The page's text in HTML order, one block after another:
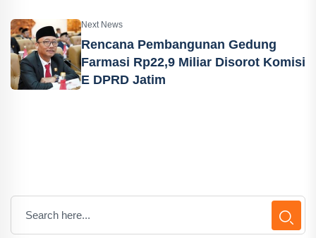
Next News
Rencana Pembangunan Gedung
Farmasi Rp22,9 Miliar Disorot Komisi
E DPRD Jatim